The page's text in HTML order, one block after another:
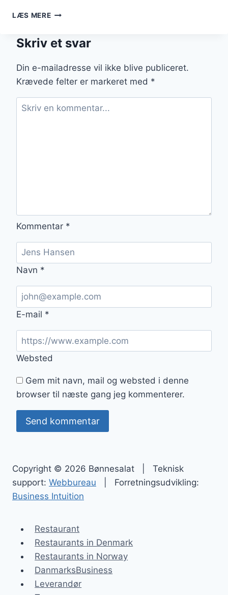
LÆS MEREBØNNESALAT
OG
Skriv et svar
Din e-mailadresse vil ikke blive publiceret.
Krævede felter er markeret med *
Kommentar *
Navn *
E-mail *
Websted
Gem mit navn, mail og websted i denne
browser til næste gang jeg kommenterer.
Copyright © 2026 Bønnesalat | Teknisk
support: Webbureau | Forretningsudvikling:
Business Intuition
Restaurant
Restaurants in Denmark
Restaurants in Norway
DanmarksBusiness
Leverandør